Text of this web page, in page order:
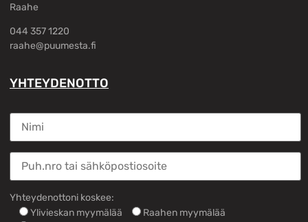
Raahe
044 357 1220
raahe@puumesta.fi
YHTEYDENOTTO
Yhteydenottoni koskee:
Ylivieskan myymälää
Raahen myymälää